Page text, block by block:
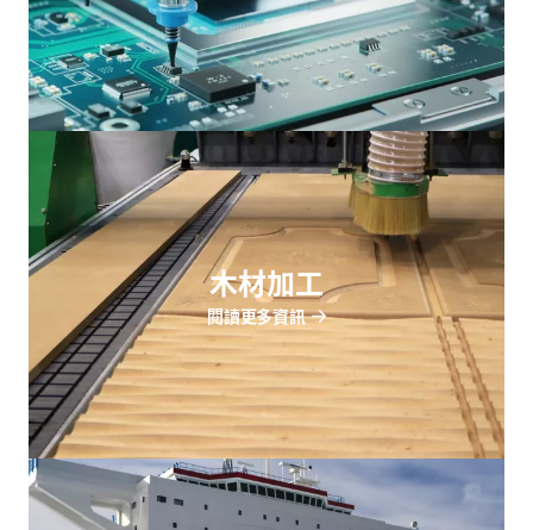
木材加工
閱讀更多資訊